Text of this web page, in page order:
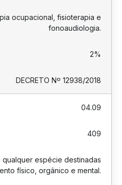
ocupacional, fisioterapia e
fonoaudiologia.
2%
DECRETO Nº 12938/2018
04.09
409
qualquer espécie destinadas
físico, orgânico e mental.